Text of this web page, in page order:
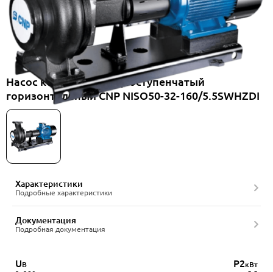
Насос консольный одноступенчатый
горизонтальный CNP NISO50-32-160/5.5SWHZDI
Характеристики
Подробные характеристики
Документация
Подробная документация
UВ
P2кВт